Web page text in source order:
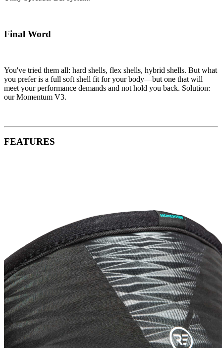
Final Word
You've tried them all: hard shells, flex shells, hybrid shells. But what
you prefer is a full soft shell fit for your body—but one that will
meet your performance demands and not hold you back. Solution:
our Momentum V3.
FEATURES